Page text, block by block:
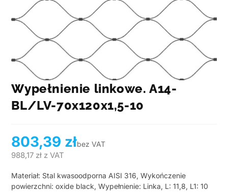
Wypełnienie linkowe. A14-
BL/LV-70x120x1,5-10
803,39 złbez VAT
988,17 zł z VAT
Materiał: Stal kwasoodporna AISI 316, Wykończenie
powierzchni: oxide black, Wypełnienie: Linka, L: 11,8, L1: 10